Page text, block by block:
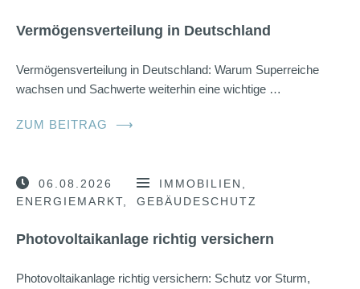
Vermögensverteilung in Deutschland
Vermögensverteilung in Deutschland: Warum Superreiche
wachsen und Sachwerte weiterhin eine wichtige …
ZUM BEITRAG ⟶
06.08.2026
IMMOBILIEN
ENERGIEMARKT
GEBÄUDESCHUTZ
Photovoltaikanlage richtig versichern
Photovoltaikanlage richtig versichern: Schutz vor Sturm,